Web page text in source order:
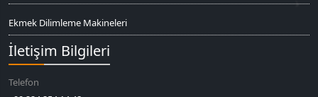
Ekmek Dilimleme Makineleri
İletişim Bilgileri
Telefon